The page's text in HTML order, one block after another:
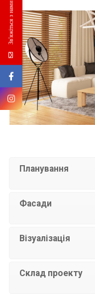
Планування
Фасади
Візуалізація
Склад проекту
Зв'яжіться з нами